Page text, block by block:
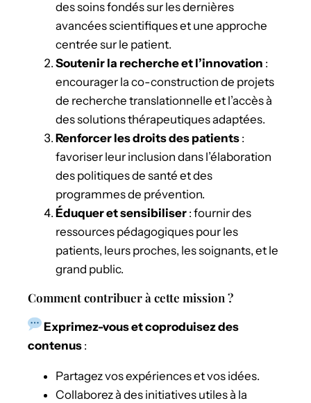
des soins fondés sur les dernières
avancées scientifiques et une approche
centrée sur le patient.
Soutenir la recherche et l’innovation :
encourager la co-construction de projets
de recherche translationnelle et l’accès à
des solutions thérapeutiques adaptées.
Renforcer les droits des patients :
favoriser leur inclusion dans l’élaboration
des politiques de santé et des
programmes de prévention.
Éduquer et sensibiliser : fournir des
ressources pédagogiques pour les
patients, leurs proches, les soignants, et le
grand public.
Comment contribuer à cette mission ?
Exprimez-vous et coproduisez des
contenus :
Partagez vos expériences et vos idées.
Collaborez à des initiatives utiles à la